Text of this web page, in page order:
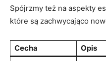
Spójrzmy ​też⁢ na ⁣aspekty
które są zachwycająco
Cecha Opis